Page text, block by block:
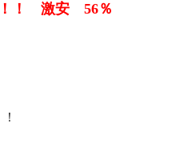
！ 激安 56％